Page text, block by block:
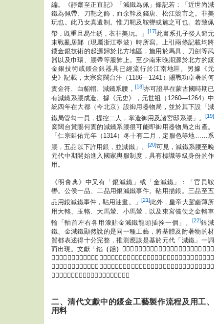
編。《靜齋至正直記》「減鐵為佩」條記若：「近世尚減
鐵為佩帶、刀靶之飾，而余幹及錢唐、松江競市之。非美
玩也。此乃女真遺制。惟刀靶及鞍轡或施之可也。若致佩
帶，既重且易生銹，衣非美玩。」 [17]此書系孔子後人避元
末戰亂居鄞（現屬浙江寧波）時所寫。上引兩條記載均將
錽金銀技術的起源歸於北方地區，施用於馬具、刀劍等武
器以及巾環、腰帶等服飾上。至少南宋晚期源於北方的錽
金銀技術或錽金銀器具已經流行於江南地區。另據《元
史》記載，太宗窩闊台汗（1186—1241）賜戰功卓著的何
實金符、白貂帽、減鐵系腰， [18]亦可證早在蒙古國時期已
有減鐵系腰成造。據《元史》，元世祖（1260—1264）中
統四年在大都（今北京）設御用器物局，並於其下設「減
鐵局管勾一員，提控二人，掌造御用及諸宮邸系腰」。
[19]
窩闊台賞賜何實的減鐵系腰很可能即御用器物局之出產。
「仁宗延佑元年（1314）冬十有二月，定服色等地……系
腰，五品以下許用銀，並減鐵」。
[20]可見，減鐵系腰至晚
元代中期開始進入國家輿服制度，具有標識等級身份的作
用。
《明會典》中又有「銀減鐵」或「金減鐵」：「官員鞍
轡。公侯一品、二品用銀減鐵事件。䩞用描銀。三品至五
品用銀減鐵事件，䩞用油畫。」
[21]此外，皇帝大駕鹵薄所
用大輅、玉輅、大馬輦、小馬輦，以及東宮儀仗之金輅車
輪「軸首左右各用漆貼金減鐵龍頭插拴一個」。
[22]銀減
鐵、金減鐵顯然說的是同一種工藝，將基體及附著物的材
質都表述得十分完整，推測應該是基於元代「減鐵」一詞
而出現。文獻「錎 （䤴）
」、「𨥧」、「陷」、「簡」、「減」、「錽」或同
音或近音，其與金、銀組合成詞語，都用來描述在金屬基體表面的金、銀裝飾工藝。由於記錄
這些工藝名稱的元、明文獻都沒有工藝過程或具體裝飾形態的詳細描述，有時很難確定究竟指
的「錯金銀」，抑或「錽金銀」，或是其他。
二、清代文獻中的錽金工藝製作流程及用工、
用料